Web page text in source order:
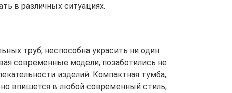
в различных ситуациях.
труб, неспособна украсить ни один
современные модели, позаботились не
изделий. Компактная тумба,
впишется в любой современный стиль,